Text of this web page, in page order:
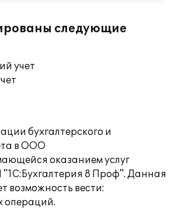
следующие
учет
бухгалтерского и
в ООО
оказанием услуг
"1С:Бухгалтерия 8 Проф". Данная
возможность вести:
операций.